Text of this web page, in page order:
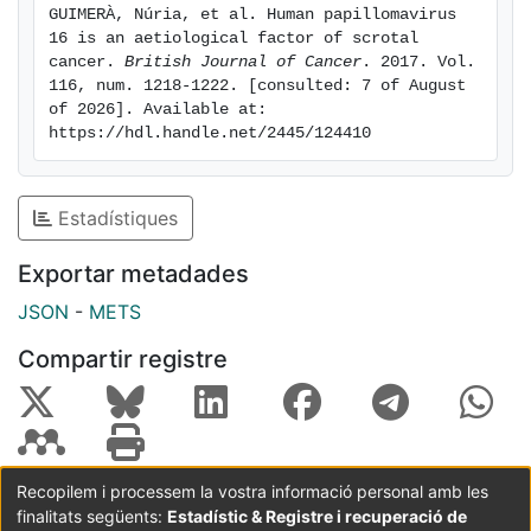
GUIMERÀ, Núria, et al. Human papillomavirus
16 is an aetiological factor of scrotal
cancer. British Journal of Cancer . 2017. Vol.
116, num. 1218-1222. [consulted: 7 of August
of 2026]. Available at:
https://hdl.handle.net/2445/124410
Estadístiques
Exportar metadades
JSON - METS
Compartir registre
Coordinació:CRAI UB Avís legal
Metadades
Recopilem i processem la vostra informació personal amb les
finalitats següents: Estadístic & Registre i recuperació de